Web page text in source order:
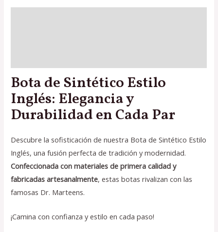
Bota de Sintético Estilo
Inglés: Elegancia y
Durabilidad en Cada Par
Descubre la sofisticación de nuestra Bota de Sintético Estilo
Inglés, una fusión perfecta de tradición y modernidad.
Confeccionada con materiales de primera calidad y
fabricadas artesanalmente, estas botas rivalizan con las
famosas Dr. Marteens.
¡Camina con confianza y estilo en cada paso!